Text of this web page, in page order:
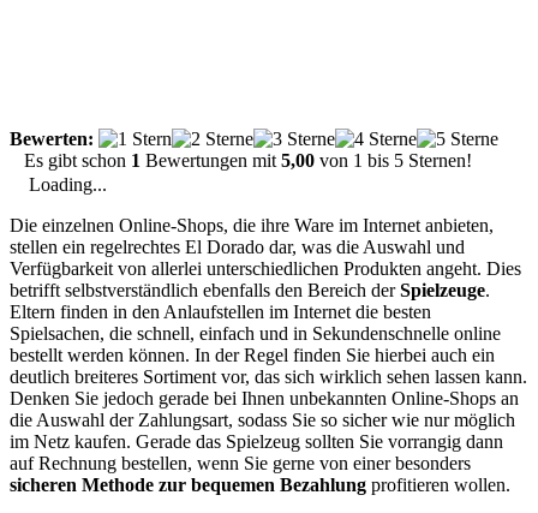
Bewerten:
Es gibt schon 1 Bewertungen mit 5,00 von 1 bis 5 Sternen!
Loading...
Die einzelnen Online-Shops, die ihre Ware im Internet anbieten,
stellen ein regelrechtes El Dorado dar, was die Auswahl und
Verfügbarkeit von allerlei unterschiedlichen Produkten angeht. Dies
betrifft selbstverständlich ebenfalls den Bereich derSpielzeuge.
Eltern finden in den Anlaufstellen im Internet die besten
Spielsachen, die schnell, einfach und in Sekundenschnelle online
bestellt werden können. In der Regel finden Sie hierbei auch ein
deutlich breiteres Sortiment vor, das sich wirklich sehen lassen kann.
Denken Sie jedoch gerade bei Ihnen unbekannten Online-Shops an
die Auswahl der Zahlungsart, sodass Sie so sicher wie nur möglich
im Netz kaufen. Gerade das Spielzeug sollten Sie vorrangig dann
auf Rechnung bestellen, wenn Sie gerne von einer besonders
sicheren Methode zur bequemen Bezahlung profitieren wollen.